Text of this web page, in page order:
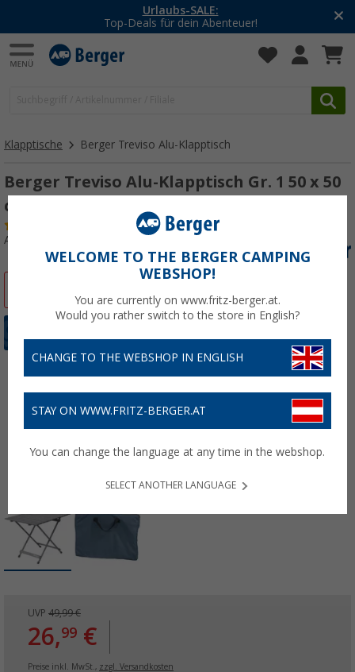
Urlaubs-SALE:
Top-Deals für dein Abenteuer!
Klapptische Berger Treviso Alu-Klapptisch
Berger Treviso Alu-Klapptisch Gr. 1 50 x 50
cm
Art.-Nr.: 712420
UVP 49,99 €
26,99 €
Preise inkl. MwSt., zzgl. Versandkosten
WELCOME TO THE BERGER CAMPING
WEBSHOP!
You are currently on www.fritz-berger.at.
Would you rather switch to the store in English?
CHANGE TO THE WEBSHOP IN ENGLISH
STAY ON WWW.FRITZ-BERGER.AT
You can change the language at any time in the webshop.
SELECT ANOTHER LANGUAGE